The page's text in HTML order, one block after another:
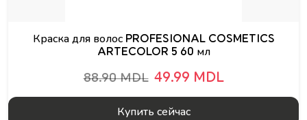
Краска для волос PROFESIONAL COSMETICS
ARTECOLOR 5 60 мл
88.90 MDL 49.99 MDL
Купить сейчас